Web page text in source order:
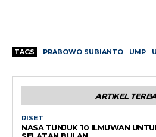
TAGS PRABOWO SUBIANTO UMP
ARTIKEL
RISET
NASA TUNJUK 10 ILMUWAN